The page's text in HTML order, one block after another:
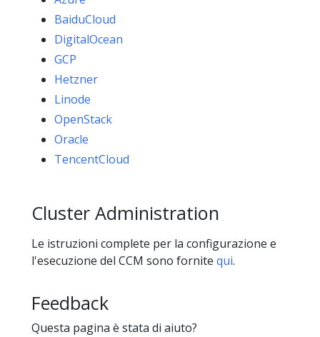
BaiduCloud
DigitalOcean
GCP
Hetzner
Linode
OpenStack
Oracle
TencentCloud
Cluster Administration
Le istruzioni complete per la configurazione e
l'esecuzione del CCM sono fornite qui.
Feedback
Questa pagina è stata di aiuto?